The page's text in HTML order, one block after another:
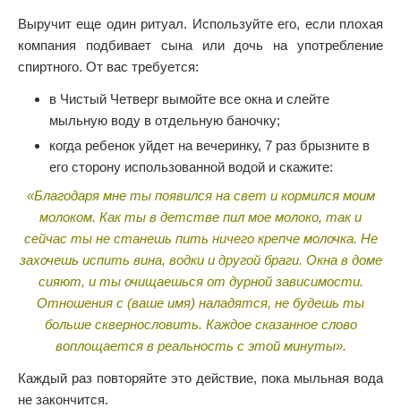
Выручит еще один ритуал. Используйте его, если плохая
компания подбивает сына или дочь на употребление
спиртного. От вас требуется:
в Чистый Четверг вымойте все окна и слейте
мыльную воду в отдельную баночку;
когда ребенок уйдет на вечеринку, 7 раз брызните в
его сторону использованной водой и скажите:
«Благодаря мне ты появился на свет и кормился моим
молоком. Как ты в детстве пил мое молоко, так и
сейчас ты не станешь пить ничего крепче молочка. Не
захочешь испить вина, водки и другой браги. Окна в доме
сияют, и ты очищаешься от дурной зависимости.
Отношения с (ваше имя) наладятся, не будешь ты
больше сквернословить. Каждое сказанное слово
воплощается в реальность с этой минуты».
Каждый раз повторяйте это действие, пока мыльная вода
не закончится.